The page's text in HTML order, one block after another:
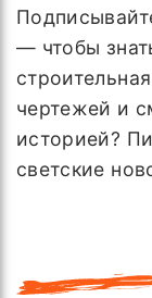
— чтобы
чертежей и
историей?
светские